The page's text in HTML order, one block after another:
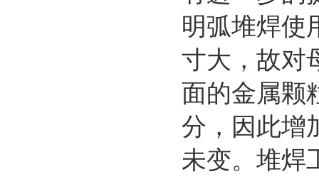
明弧堆焊使
寸大，故对
面的金属颗
分，因此增
未变。堆焊